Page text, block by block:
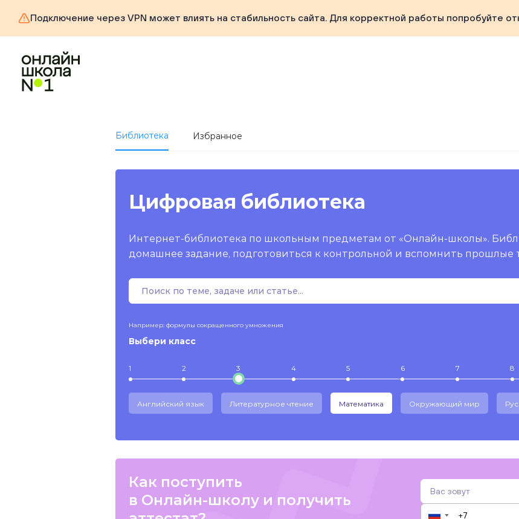
Подключение через VPN может влиять на стабильность сайта. Для корректной работы попробуйте
Библиотека Избранное
Цифровая библиотека
Интернет-библиотека по школьным предметам от «Онлайн-школы».
домашнее задание, подготовиться к контрольной и вспомнить прошлые
Например: формулы сокращенного умножения
Выбери класс
1 2 3 4 5 6 7 8
Английский язык Литературное чтение Математика Окружающий мир
Как поступить
в Онлайн-школу и получить
▼